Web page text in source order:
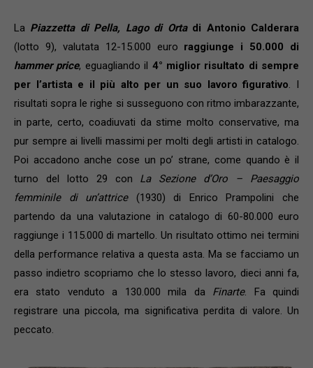
La Piazzetta di Pella, Lago di Ortadi Antonio Calderara
(lotto 9), valutata 12-15.000 euro raggiunge i 50.000 di
hammer price, eguagliando il 4° miglior risultato di sempre
per l’artista e il più alto per un suo lavoro figurativo. I
risultati sopra le righe si susseguono con ritmo imbarazzante,
in parte, certo, coadiuvati da stime molto conservative, ma
pur sempre ai livelli massimi per molti degli artisti in catalogo.
Poi accadono anche cose un po’ strane, come quando è il
turno del lotto 29 con La Sezione d’Oro – Paesaggio
femminile di un’attrice(1930) di Enrico Prampolini che
partendo da una valutazione in catalogo di 60-80.000 euro
raggiunge i 115.000 di martello. Un risultato ottimo nei termini
della performance relativa a questa asta. Ma se facciamo un
passo indietro scopriamo che lo stesso lavoro, dieci anni fa,
era stato venduto a 130.000 mila da Finarte. Fa quindi
registrare una piccola, ma significativa perdita di valore. Un
peccato.